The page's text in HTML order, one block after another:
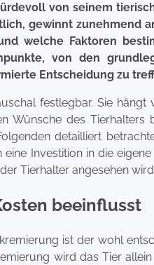
von seinem
gewinnt zunehmend
welche Faktoren
von den
Entscheidung zu
festlegbar. Sie
des Tierhalters
detailliert
Investition in die
Tierhalter angesehen
beeinflusst
ist der wohl
wird das Tier